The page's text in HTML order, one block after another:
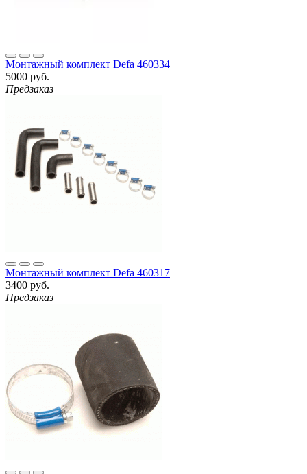
Монтажный комплект Defa 460334
5000 руб.
Предзаказ
Монтажный комплект Defa 460317
3400 руб.
Предзаказ